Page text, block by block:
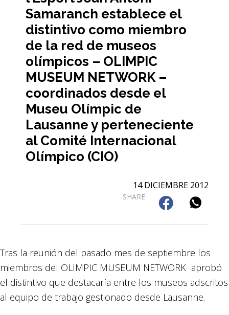
Samaranch establece el
distintivo como miembro
de la red de museos
olímpicos – OLIMPIC
MUSEUM NETWORK –
coordinados desde el
Museu Olímpic de
Lausanne y perteneciente
al Comité Internacional
Olímpico (CIO)
14 DICIEMBRE 2012
SHARE
Tras la reunión del pasado mes de septiembre los
miembros del OLIMPIC MUSEUM NETWORK aprobó
el distintivo que destacaría entre los museos adscritos
al equipo de trabajo gestionado desde Lausanne.